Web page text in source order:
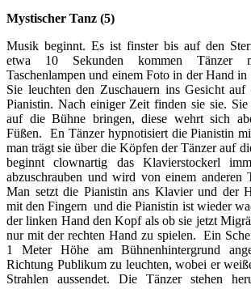
Mystischer Tanz (5)
Musik beginnt. Es ist finster bis auf den
etwa 10 Sekunden kommen Tänzer
Taschenlampen und einem Foto in der Hand in
Sie leuchten den Zuschauern ins Gesicht
Pianistin. Nach einiger Zeit finden sie sie.
auf die Bühne bringen, diese wehrt sich
Füßen. En Tänzer hypnotisiert die Pianistin
man trägt sie über die Köpfen der Tänzer auf
beginnt clownartig das Klavierstockerl
abzuschrauben und wird von einem anderen
Man setzt die Pianistin ans Klavier und der
mit den Fingern und die Pianistin ist wieder
der linken Hand den Kopf als ob sie jetzt
nur mit der rechten Hand zu spielen. Ein
1 Meter Höhe am Bühnenhintergrund
Richtung Publikum zu leuchten, wobei er
Strahlen aussendet. Die Tänzer stehen